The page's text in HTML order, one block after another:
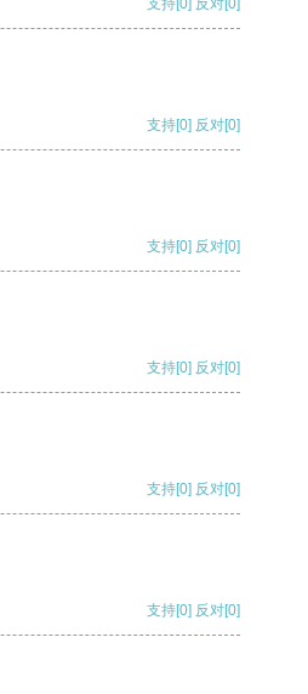
支持[0] 反对[0]
支持[0] 反对[0]
支持[0] 反对[0]
支持[0] 反对[0]
支持[0] 反对[0]
支持[0] 反对[0]